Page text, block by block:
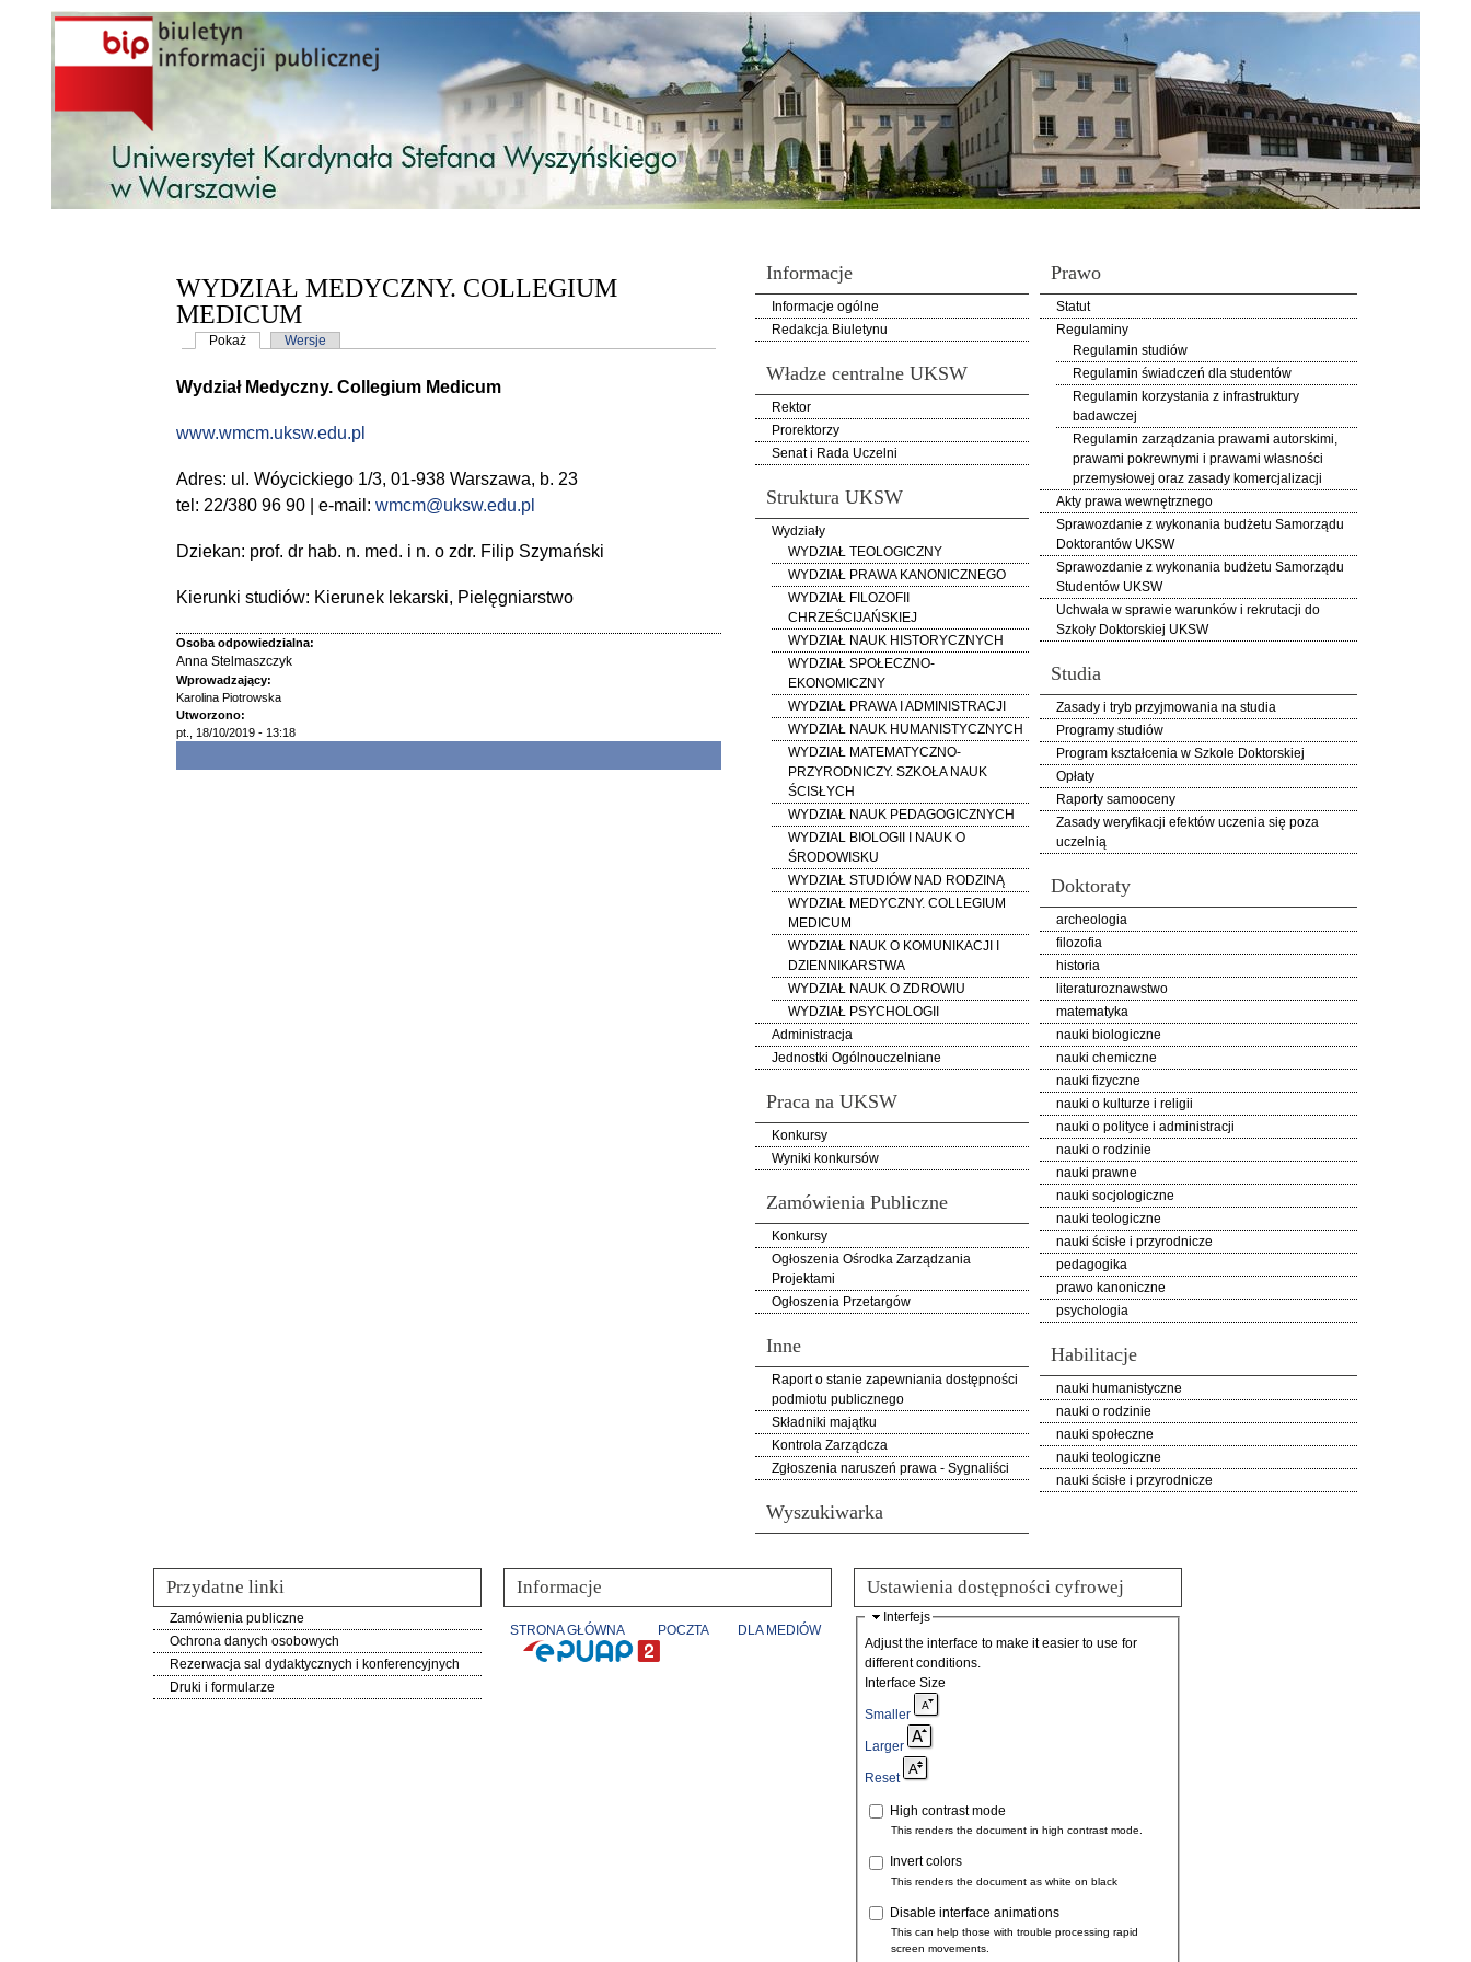
Przejdź do treści
WYDZIAŁ MEDYCZNY. COLLEGIUM
MEDICUM
Karty podstawowe
Pokaż(aktywna karta)
Wersje
Wydział Medyczny. Collegium Medicum
www.wmcm.uksw.edu.pl
Adres: ul. Wóycickiego 1/3, 01-938 Warszawa, b. 23
tel: 22/380 96 90 | e-mail: wmcm@uksw.edu.pl
Dziekan: prof. dr hab. n. med. i n. o zdr. Filip Szymański
Kierunki studiów: Kierunek lekarski, Pielęgniarstwo
Osoba odpowiedzialna:
Anna Stelmaszczyk
Wprowadzający:
Karolina Piotrowska
Utworzono:
pt., 18/10/2019 - 13:18
Informacje
Informacje ogólne
Redakcja Biuletynu
Władze centralne UKSW
Rektor
Prorektorzy
Senat i Rada Uczelni
Struktura UKSW
Wydziały
WYDZIAŁ TEOLOGICZNY
WYDZIAŁ PRAWA KANONICZNEGO
WYDZIAŁ FILOZOFII
CHRZEŚCIJAŃSKIEJ
WYDZIAŁ NAUK HISTORYCZNYCH
WYDZIAŁ SPOŁECZNO-
EKONOMICZNY
WYDZIAŁ PRAWA I ADMINISTRACJI
WYDZIAŁ NAUK HUMANISTYCZNYCH
WYDZIAŁ MATEMATYCZNO-
PRZYRODNICZY. SZKOŁA NAUK
ŚCISŁYCH
WYDZIAŁ NAUK PEDAGOGICZNYCH
WYDZIAL BIOLOGII I NAUK O
ŚRODOWISKU
WYDZIAŁ STUDIÓW NAD RODZINĄ
WYDZIAŁ MEDYCZNY. COLLEGIUM
MEDICUM
WYDZIAŁ NAUK O KOMUNIKACJI I
DZIENNIKARSTWA
WYDZIAŁ NAUK O ZDROWIU
WYDZIAŁ PSYCHOLOGII
Administracja
Jednostki Ogólnouczelniane
Praca na UKSW
Konkursy
Wyniki konkursów
Zamówienia Publiczne
Konkursy
Ogłoszenia Ośrodka Zarządzania
Projektami
Ogłoszenia Przetargów
Inne
Raport o stanie zapewniania dostępności
podmiotu publicznego
Składniki majątku
Kontrola Zarządcza
Zgłoszenia naruszeń prawa - Sygnaliści
Wyszukiwarka
Prawo
Statut
Regulaminy
Regulamin studiów
Regulamin świadczeń dla studentów
Regulamin korzystania z infrastruktury
badawczej
Regulamin zarządzania prawami autorskimi,
prawami pokrewnymi i prawami własności
przemysłowej oraz zasady komercjalizacji
Akty prawa wewnętrznego
Sprawozdanie z wykonania budżetu Samorządu
Doktorantów UKSW
Sprawozdanie z wykonania budżetu Samorządu
Studentów UKSW
Uchwała w sprawie warunków i rekrutacji do
Szkoły Doktorskiej UKSW
Studia
Zasady i tryb przyjmowania na studia
Programy studiów
Program kształcenia w Szkole Doktorskiej
Opłaty
Raporty samooceny
Zasady weryfikacji efektów uczenia się poza
uczelnią
Doktoraty
archeologia
filozofia
historia
literaturoznawstwo
matematyka
nauki biologiczne
nauki chemiczne
nauki fizyczne
nauki o kulturze i religii
nauki o polityce i administracji
nauki o rodzinie
nauki prawne
nauki socjologiczne
nauki teologiczne
nauki ścisłe i przyrodnicze
pedagogika
prawo kanoniczne
psychologia
Habilitacje
nauki humanistyczne
nauki o rodzinie
nauki społeczne
nauki teologiczne
nauki ścisłe i przyrodnicze
Przydatne linki
Zamówienia publiczne
Ochrona danych osobowych
Rezerwacja sal dydaktycznych i konferencyjnych
Druki i formularze
Informacje
STRONA GŁÓWNA POCZTA DLA MEDIÓW
Ustawienia dostępności cyfrowej
Interfejs
Adjust the interface to make it easier to use for
different conditions.
Interface Size
Smaller
Larger
Reset
High contrast mode
This renders the document in high contrast mode.
Invert colors
This renders the document as white on black
Disable interface animations
This can help those with trouble processing rapid
screen movements.